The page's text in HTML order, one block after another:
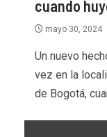
cuando
mayo 30, 2024
Un nuevo
vez en la
de Bogotá,